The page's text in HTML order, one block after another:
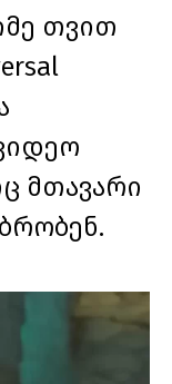
თვით
მთავარი